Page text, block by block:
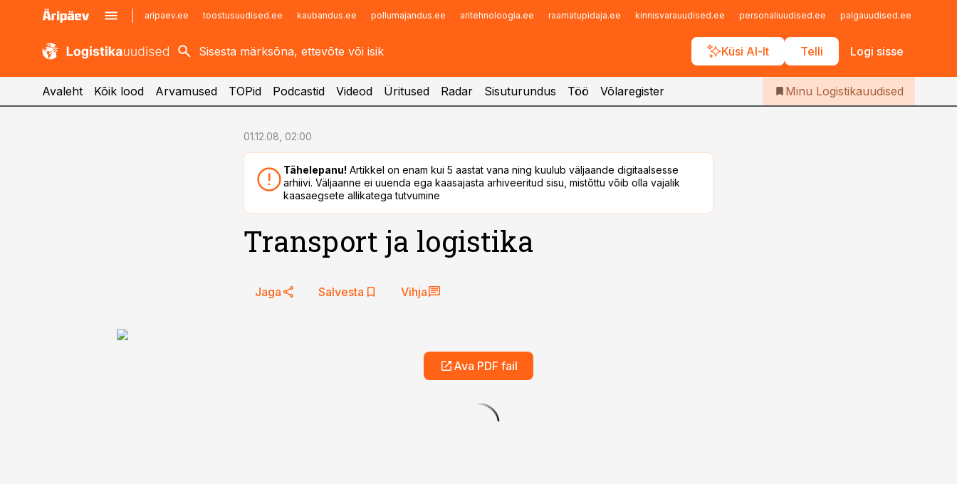
aripaev.ee toostusuudised.ee kaubandus.ee pollumajandus.ee aritehnoloogia.ee raamatupidaja.ee kinnisvarauudised.ee personaliuudised.ee palgauudised.ee
Küsi AI-lt Telli Logi sisse
kaubandus.ee
kinnisvarauudised.ee
imelineajalugu.ee
Infopank
Iseteenindus
Telli Logistikauudised
Avaleht Kõik lood Arvamused TOPid Podcastid Videod Üritused Radar Sisuturundus Töö Võlaregister Minu Logistikauudised
01.12.08, 02:00
Tähelepanu! Artikkel on enam kui 5 aastat vana ning kuulub väljaande digitaalsesse
arhiivi. Väljaanne ei uuenda ega kaasajasta arhiveeritud sisu, mistõttu võib olla vajalik
kaasaegsete allikatega tutvumine
Transport ja logistika
Jaga Salvesta Vihja
Ava PDF fail